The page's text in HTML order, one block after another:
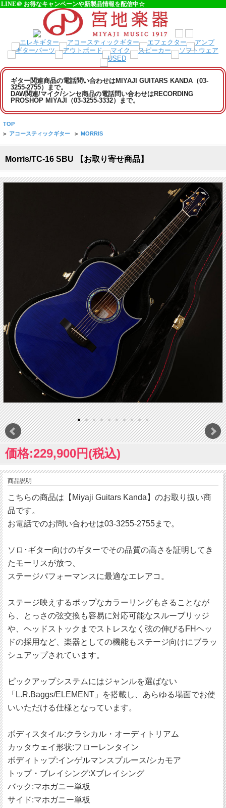
LINE＠ お得なキャンペーンや新製品情報を配信中☆
ギター関連商品の電話問い合わせはMIYAJI GUITARS KANDA（03-
3255-2755）まで。
DAW関連/マイク/シンセ商品の電話問い合わせはRECORDING
PROSHOP MIYAJI（03-3255-3332）まで。
TOP
> アコースティックギター > MORRIS
Morris/TC-16 SBU 【お取り寄せ商品】
価格:229,900円(税込)
商品説明
こちらの商品は【Miyaji Guitars Kanda】のお取り扱い商
品です。
お電話でのお問い合わせは03-3255-2755まで。
ソロ･ギター向けのギターでその品質の高さを証明してき
たモーリスが放つ、
ステージパフォーマンスに最適なエレアコ。
ステージ映えするポップなカラーリングもさることなが
ら、とっさの弦交換も容易に対応可能なスルーブリッジ
や、ヘッドストックまでストレスなく弦の伸びるFHヘッ
ドの採用など、楽器としての機能もステージ向けにブラッ
シュアップされています。
ピックアップシステムにはジャンルを選ばない
「L.R.Baggs/ELEMENT」を搭載し、あらゆる場面でお使
いいただける仕様となっています。
ボディスタイル:クラシカル・オーディトリアム
カッタウェイ形状:フローレンタイン
ボディトップ:インゲルマンスプルース/シカモア
トップ・ブレイシング:Xブレイシング
バック:マホガニー単板
サイド:マホガニー単板